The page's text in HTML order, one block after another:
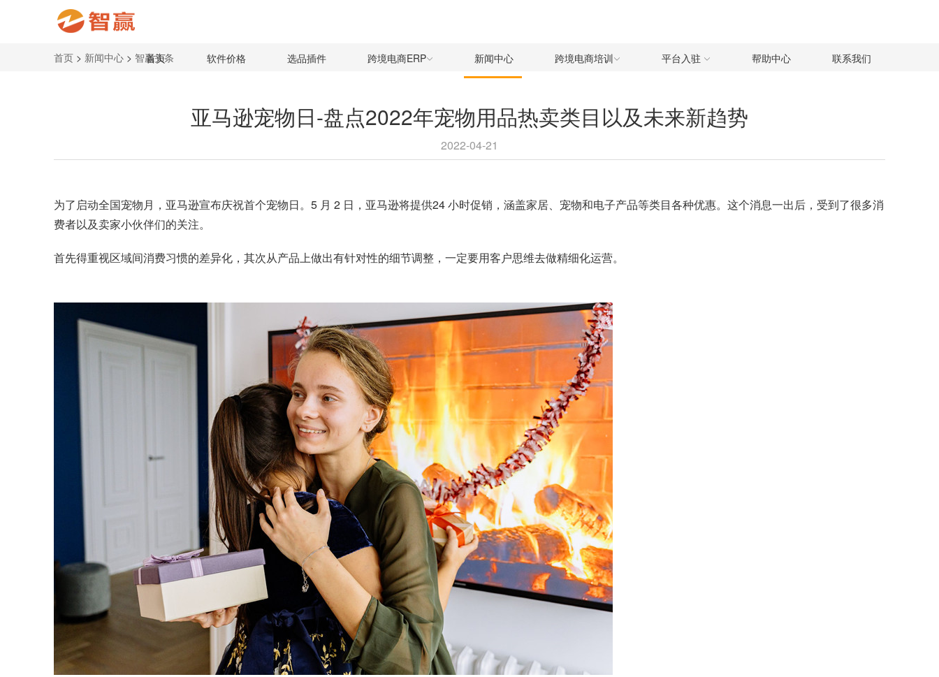
首页 软件价格 选品插件 跨境电商ERP 新闻中心 跨境电商培训 平台入驻 帮助中心 联系我们
首页 > 新闻中心 > 智赢头条
亚马逊宠物日-盘点2022年宠物用品热卖类目以及未来新趋势
2022-04-21
为了启动全国宠物月 ，亚马逊宣布庆祝首个宠物日。5 月 2 日，亚马逊将提供24 小时促销，涵盖家居、宠物和电子产品等类目各种优惠。这个消息一出后，受到了很多消
费者以及卖家小伙伴们的关注。
首先得重视区域间消费习惯的差异化，其次从产品上做出有针对性的细节调整，一定要用客户思维去做精细化运营。